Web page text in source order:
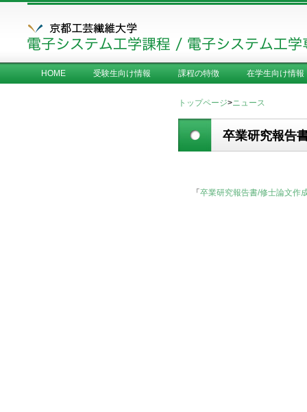
HOME 受験生向け情報 課程の特徴 在学生向け情報
トップページ>ニュース
卒業研究報告
「 卒業研究報告書/修士論文作